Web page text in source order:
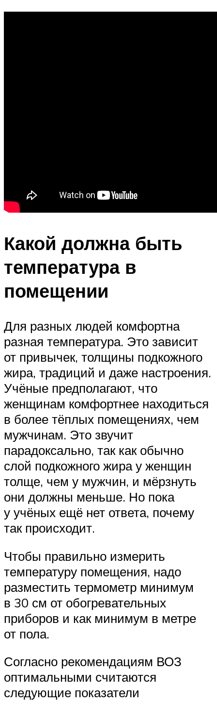
Какой должна быть
температура в
помещении
Для разных людей комфортна
разная температура. Это зависит
от привычек, толщины подкожного
жира, традиций и даже настроения.
Учёные предполагают, что
женщинам комфортнее находиться
в более тёплых помещениях, чем
мужчинам. Это звучит
парадоксально, так как обычно
слой подкожного жира у женщин
толще, чем у мужчин, и мёрзнуть
они должны меньше. Но пока
у учёных ещё нет ответа, почему
так происходит.
Чтобы правильно измерить
температуру помещения, надо
разместить термометр минимум
в 30 см от обогревательных
приборов и как минимум в метре
от пола.
Согласно рекомендациям ВОЗ
оптимальными считаются
следующие показатели